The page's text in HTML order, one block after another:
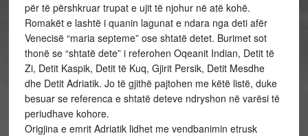
për të përshkruar trupat e ujit të njohur në atë kohë.
Romakët e lashtë i quanin lagunat e ndara nga deti afër
Venecisë “maria septeme” ose shtatë detet. Burimet sot
thonë se “shtatë dete” i referohen Oqeanit Indian, Detit të
Zi, Detit Kaspik, Detit të Kuq, Gjirit Persik, Detit Mesdhe
dhe Detit Adriatik. Jo të gjithë pajtohen me këtë listë, duke
besuar se referenca e shtatë deteve ndryshon në varësi të
periudhave kohore.
Origjina e emrit Adriatik lidhet me vendbanimin etrusk